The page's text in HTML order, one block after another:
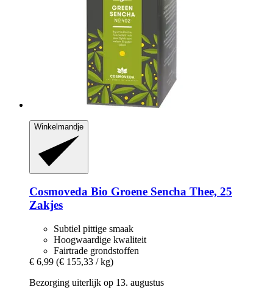
Winkelmandje
Cosmoveda Bio Groene Sencha Thee, 25
Zakjes
Subtiel pittige smaak
Hoogwaardige kwaliteit
Fairtrade grondstoffen
€ 6,99 (€ 155,33 / kg)
Bezorging uiterlijk op 13. augustus